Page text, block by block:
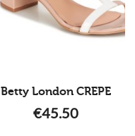
Betty London CREPE
€45.50